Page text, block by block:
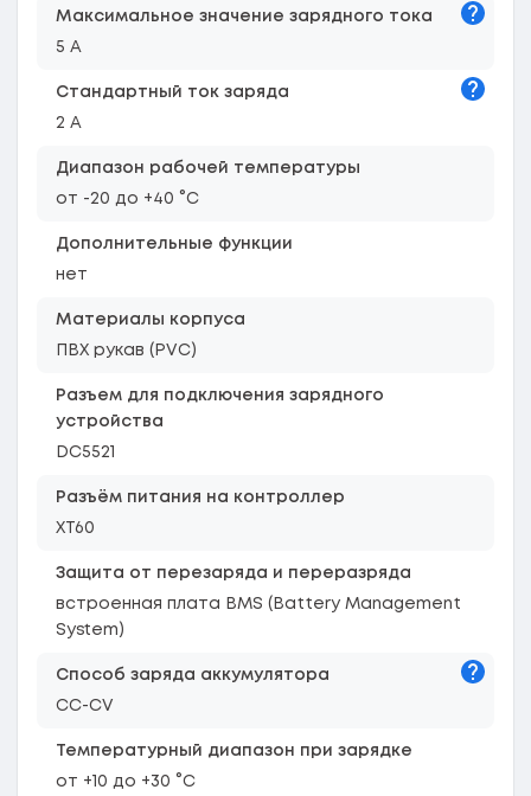
Максимальное значение зарядного тока
5 A
Стандартный ток заряда
2 A
Диапазон рабочей температуры
от -20 до +40 °C
Дополнительные функции
нет
Материалы корпуса
ПВХ рукав (PVC)
Разъем для подключения зарядного
устройства
DC5521
Разъём питания на контроллер
XT60
Защита от перезаряда и переразряда
встроенная плата BMS (Battery Management
System)
Способ заряда аккумулятора
CC-CV
Температурный диапазон при зарядке
от +10 до +30 °C